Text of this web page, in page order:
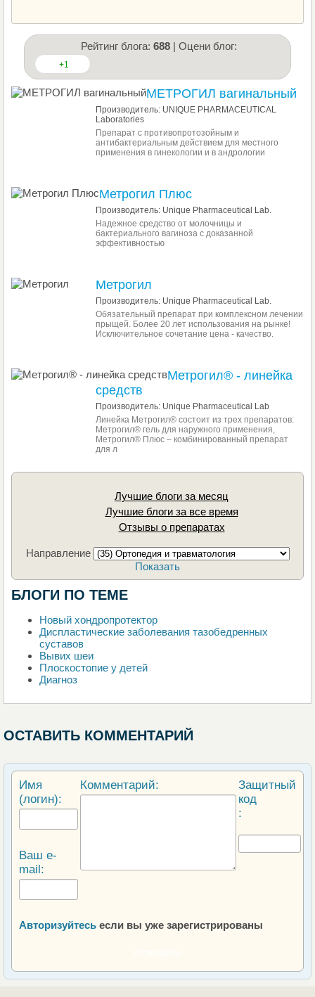
Рейтинг блога: 688 | Оцени блог:
+1
МЕТРОГИЛ вагинальный
Производитель: UNIQUE PHARMACEUTICAL
Laboratories
Препарат с противопротозойным и
антибактериальным действием для местного
применения в гинекологии и в андрологии
Метрогил Плюс
Производитель: Unique Pharmaceutical Lab.
Надежное средство от молочницы и
бактериального вагиноза с доказанной
эффективностью
Метрогил
Производитель: Unique Pharmaceutical Lab.
Обязательный препарат при комплексном лечении
прыщей. Более 20 лет использования на рынке!
Исключительное сочетание цена - качество.
Метрогил® - линейка
средств
Производитель: Unique Pharmaceutical Lab
Линейка Метрогил® состоит из трех препаратов:
Метрогил® гель для наружного применения,
Метрогил® Плюс – комбинированный препарат
для л
Лучшие блоги за месяц
Лучшие блоги за все время
Отзывы о препаратах
Направление
Показать
БЛОГИ ПО ТЕМЕ
Новый хондропротектор
Диспластические заболевания тазобедренных
суставов
Вывих шеи
Плоскостопие у детей
Диагноз
ОСТАВИТЬ КОММЕНТАРИЙ
Имя
(логин):
Ваш e-
mail:
Комментарий:
Защитный
код
:
Авторизуйтесь если вы уже зарегистрированы